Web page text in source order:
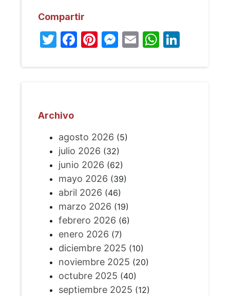
Compartir
Twitter
Facebook
Pinterest
Messenger
Email
Archivo
agosto 2026 (5)
julio 2026 (32)
junio 2026 (62)
mayo 2026 (39)
abril 2026 (46)
marzo 2026 (19)
febrero 2026 (6)
enero 2026 (7)
diciembre 2025 (10)
noviembre 2025 (20)
octubre 2025 (40)
septiembre 2025 (12)